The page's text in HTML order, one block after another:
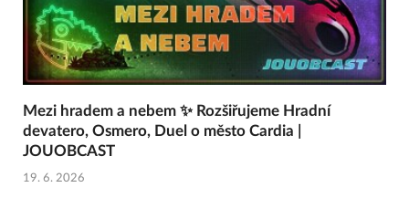
Mezi hradem a nebem ✨ Rozšiřujeme Hradní
devatero, Osmero, Duel o město Cardia |
JOUOBCAST
19. 6. 2026